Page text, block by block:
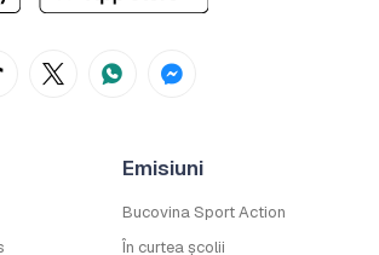
Emisiuni
Bucovina Sport Action
În curtea școlii